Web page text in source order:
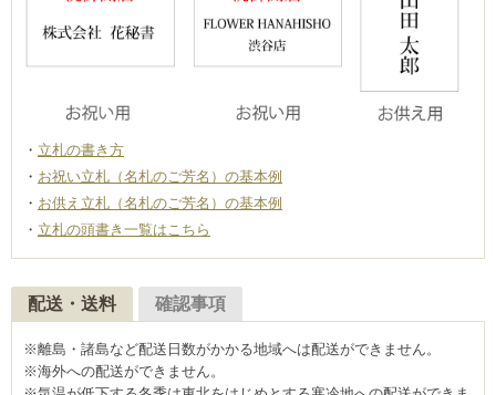
立札の書き方
お祝い立札（名札のご芳名）の基本例
お供え立札（名札のご芳名）の基本例
立札の頭書き一覧はこちら
配送・送料 確認事項
※離島・諸島など配送日数がかかる地域へは配送ができません。
※海外への配送ができません。